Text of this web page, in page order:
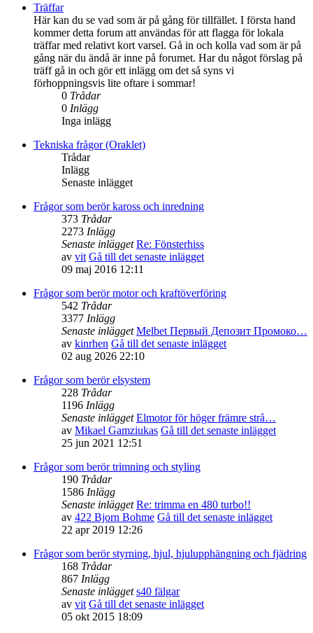
Träffar
Här kan du se vad som är på gång för tillfället. I första hand
kommer detta forum att användas för att flagga för lokala
träffar med relativt kort varsel. Gå in och kolla vad som är på
gång när du ändå är inne på forumet. Har du något förslag på
träff gå in och gör ett inlägg om det så syns vi
förhoppningsvis lite oftare i sommar!
0 Trådar
0 Inlägg
Inga inlägg
Tekniska frågor (Oraklet)
Trådar
Inlägg
Senaste inlägget
Frågor som berör kaross och inredning
373 Trådar
2273 Inlägg
Senaste inlägget Re: Fönsterhiss
av vit Gå till det senaste inlägget
09 maj 2016 12:11
Frågor som berör motor och kraftöverföring
542 Trådar
3377 Inlägg
Senaste inlägget Melbet Первый Депозит Промоко…
av kinrhen Gå till det senaste inlägget
02 aug 2026 22:10
Frågor som berör elsystem
228 Trådar
1196 Inlägg
Senaste inlägget Elmotor för höger främre strå…
av Mikael Gamziukas Gå till det senaste inlägget
25 jun 2021 12:51
Frågor som berör trimning och styling
190 Trådar
1586 Inlägg
Senaste inlägget Re: trimma en 480 turbo!!
av 422 Bjorn Bohme Gå till det senaste inlägget
22 apr 2019 12:26
Frågor som berör styrning, hjul, hjulupphängning och fjädring
168 Trådar
867 Inlägg
Senaste inlägget s40 fälgar
av vit Gå till det senaste inlägget
05 okt 2015 18:09